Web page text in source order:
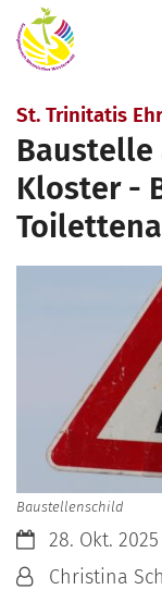
Zum Inhalt
St. Trinitatis
Baustelle
Kloster -
Baustellenschild
Datum:28. Okt. 2025
Von:Christina